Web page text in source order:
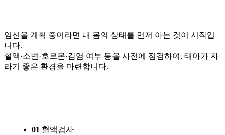
임신을 계획 중이라면 내 몸의 상태를 먼저 아는 것이 시작입
니다.
혈액·소변·호르몬·감염 여부 등을 사전에 점검하여, 태아가 자
라기 좋은 환경을 마련합니다.
01 혈액검사